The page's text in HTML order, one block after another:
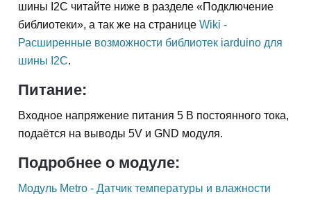
шины I2C читайте ниже в разделе «Подключение
библиотеки», а так же на странице Wiki -
Расширенные возможности библиотек iarduino для
шины I2C.
Питание:
Входное напряжение питания 5 В постоянного тока,
подаётся на выводы 5V и GND модуля.
Подробнее о модуле:
Модуль Metro - Датчик температуры и влажности